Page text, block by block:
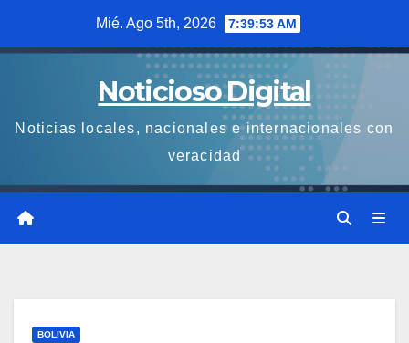
Mié. Ago 5th, 2026 7:39:54 AM
Noticioso Digital
Noticias locales, nacionales e internacionales con
veracidad
BOLIVIA